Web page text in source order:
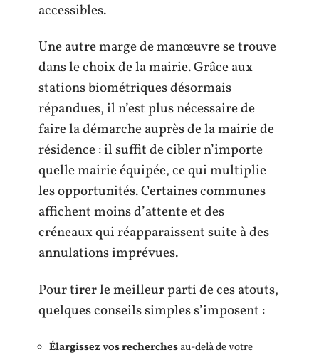
accessibles.
Une autre marge de manœuvre se trouve
dans le choix de la mairie. Grâce aux
stations biométriques désormais
répandues, il n’est plus nécessaire de
faire la démarche auprès de la mairie de
résidence : il suffit de cibler n’importe
quelle mairie équipée, ce qui multiplie
les opportunités. Certaines communes
affichent moins d’attente et des
créneaux qui réapparaissent suite à des
annulations imprévues.
Pour tirer le meilleur parti de ces atouts,
quelques conseils simples s’imposent :
Élargissez vos recherchesau-delà de votre